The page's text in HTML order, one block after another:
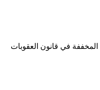
المخففة في قانون العقوبات